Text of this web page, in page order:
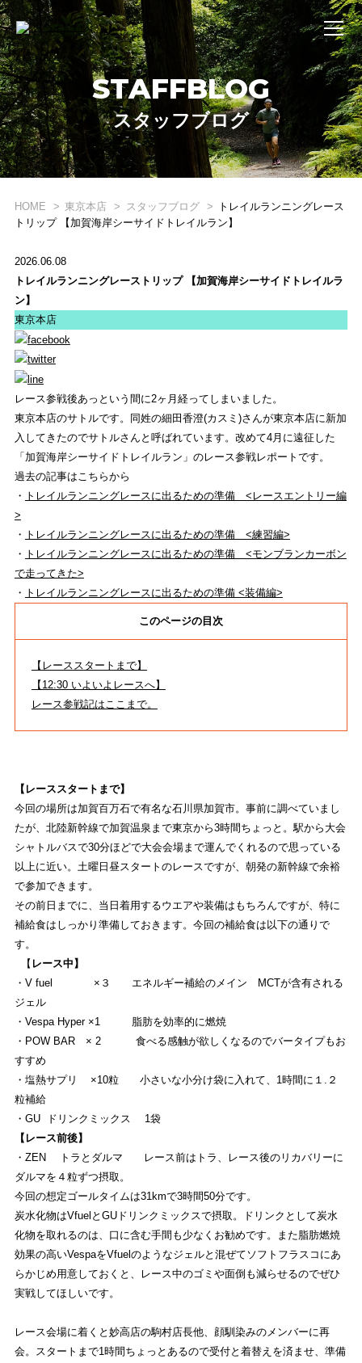
WHAT'S STRIDE LAB ?
ONLINE SHOP
オンライン ショップ
EVENT
イベント
REVIEW
商品レビュー
COLUMN
コラム
SHOP
店舗一覧
HEAD OFFICE
ストライトラボ東京本店独自の最新
REVIEW
ストライトラボ東京本店独自の商品レビュー
STAFFBLOG
ストライトラボ東京本店の スタッフブログ
SHOP INFORMATION
ストライトラボ東京本店店舗情報
STAFFBLOG
スタッフブログ
HOME 東京本店 スタッフブログ
トレイルランニングレース
トリップ 【加賀海岸シーサイドトレイルラン】
2026.06.08
トレイルランニングレーストリップ 【加賀海岸シーサイドトレイルラ
ン】
東京本店
レース参戦後あっという間に2ヶ月経ってしまいました。
東京本店のサトルです。同姓の細田香澄(カスミ)さんが東京本店に新加
入してきたのでサトルさんと呼ばれています。改めて4月に遠征した
「加賀海岸シーサイドトレイルラン」のレース参戦レポートです。
過去の記事はこちらから
・ トレイルランニングレースに出るための準備 <レースエントリー編
>
・ トレイルランニングレースに出るための準備 <練習編>
・ トレイルランニングレースに出るための準備 <モンブランカーボン
で走ってきた>
・ トレイルランニングレースに出るための準備 <装備編>
このページの目次
【レーススタートまで】
【12:30 いよいよレースへ】
レース参戦記はここまで。
【レーススタートまで】
今回の場所は加賀百万石で有名な石川県加賀市。事前に調べていまし
たが、北陸新幹線で加賀温泉まで東京から3時間ちょっと。駅から大会
シャトルバスで30分ほどで大会会場まで運んでくれるので思っている
以上に近い。土曜日昼スタートのレースですが、朝発の新幹線で余裕
で参加できます。
その前日までに、当日着用するウエアや装備はもちろんですが、特に
補給食はしっかり準備しておきます。今回の補給食は以下の通りで
す。
【 レース中】
・V fuel
×３ エネルギー補給のメイン MCTが含有される
ジェル
・Vespa Hyper ×1 脂肪を効率的に燃焼
・POW BAR × 2 食べる感触が欲しくなるのでバータイプもお
すすめ
・塩熱サプリ
×10粒 小さいな小分け袋に入れて、1時間に１.２
粒補給
・GU
ドリンクミックス 1袋
【レース前後】
・ZEN トラとダルマ レース前はトラ、レース後のリカバリーに
ダルマを４粒ずつ摂取。
今回の想定ゴールタイムは31kmで3時間50分です。
炭水化物はVfuelとGUドリンクミックスで摂取。ドリンクとして炭水
化物を取れるのは、口に含む手間も少なくお勧めです。また脂肪燃焼
効果の高いVespaをVfuelのようなジェルと混ぜてソフトフラスコにあ
らかじめ用意しておくと、レース中のゴミや面倒も減らせるのでぜひ
実戦してほしいです。
レース会場に着くと妙高店の駒村店長他、顔馴染みのメンバーに再
会。スタートまで1時間ちょっとあるので受付と着替えを済ませ、準備